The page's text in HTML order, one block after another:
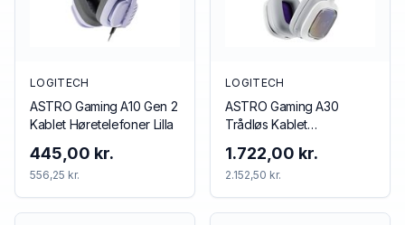
LOGITECH
ASTRO Gaming A10 Gen 2
Kablet Høretelefoner Lilla
445,00 kr.
556,25 kr.
LOGITECH
ASTRO Gaming A30
Trådløs Kablet
1.722,00 kr.
2.152,50 kr.